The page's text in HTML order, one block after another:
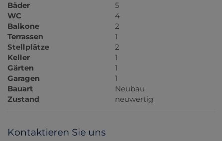
Bäder
5
WC
4
Balkone
2
Terrassen
1
Stellplätze
2
Keller
1
Gärten
1
Garagen
1
Bauart
Neubau
Zustand
neuwertig
Kontaktieren Sie uns